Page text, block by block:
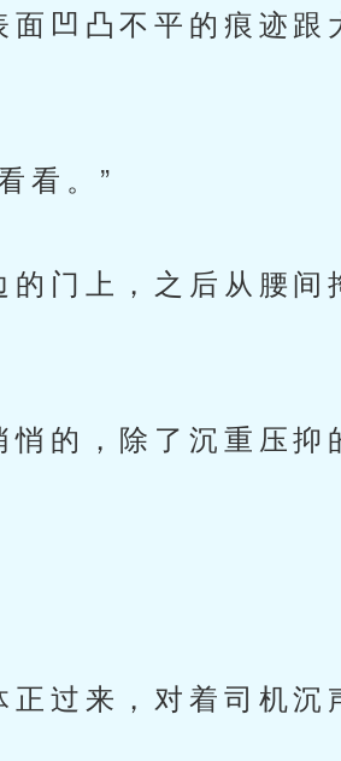
凹凸不平的痕迹跟
看。”
门上，之后从腰间
的，除了沉重压抑
过来，对着司机沉